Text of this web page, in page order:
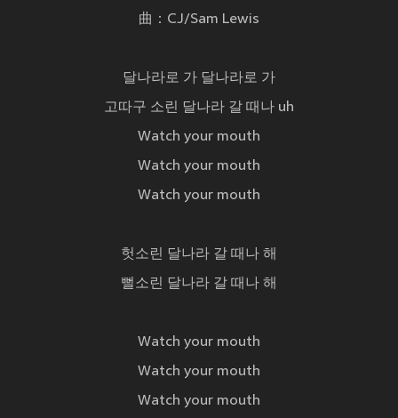
曲：CJ/Sam Lewis
달나라로 가 달나라로 가
고따구 소린 달나라 갈 때나 uh
Watch your mouth
Watch your mouth
Watch your mouth
헛소린 달나라 갈 때나 해
뻘소린 달나라 갈 때나 해
Watch your mouth
Watch your mouth
Watch your mouth